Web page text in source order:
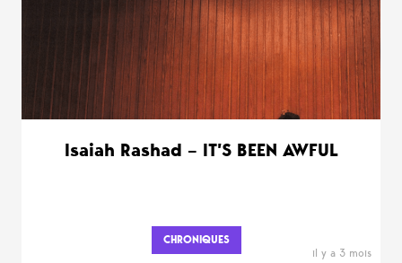
Isaiah Rashad – IT’S BEEN AWFUL
CHRONIQUES
il y a 3 mois